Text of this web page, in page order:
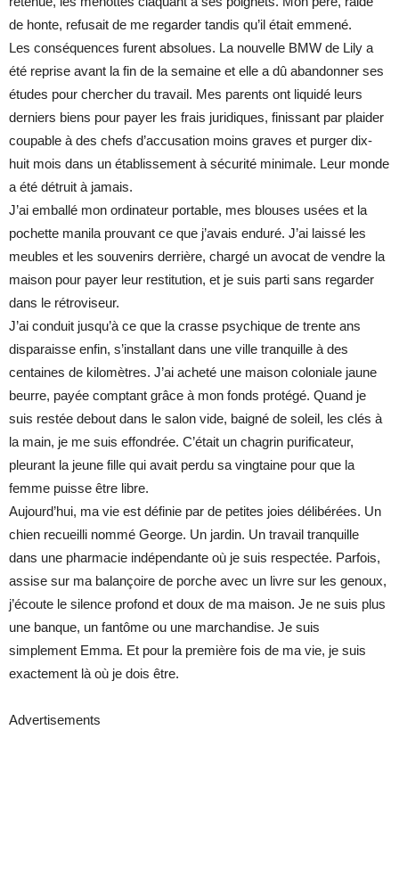
de honte, refusait de me regarder tandis qu’il était emmené.
Les conséquences furent absolues. La nouvelle BMW de Lily a
été reprise avant la fin de la semaine et elle a dû abandonner ses
études pour chercher du travail. Mes parents ont liquidé leurs
derniers biens pour payer les frais juridiques, finissant par plaider
coupable à des chefs d’accusation moins graves et purger dix-
huit mois dans un établissement à sécurité minimale. Leur monde
a été détruit à jamais.
J’ai emballé mon ordinateur portable, mes blouses usées et la
pochette manila prouvant ce que j’avais enduré. J’ai laissé les
meubles et les souvenirs derrière, chargé un avocat de vendre la
maison pour payer leur restitution, et je suis parti sans regarder
dans le rétroviseur.
J’ai conduit jusqu’à ce que la crasse psychique de trente ans
disparaisse enfin, s’installant dans une ville tranquille à des
centaines de kilomètres. J’ai acheté une maison coloniale jaune
beurre, payée comptant grâce à mon fonds protégé. Quand je
suis restée debout dans le salon vide, baigné de soleil, les clés à
la main, je me suis effondrée. C’était un chagrin purificateur,
pleurant la jeune fille qui avait perdu sa vingtaine pour que la
femme puisse être libre.
Aujourd’hui, ma vie est définie par de petites joies délibérées. Un
chien recueilli nommé George. Un jardin. Un travail tranquille
dans une pharmacie indépendante où je suis respectée. Parfois,
assise sur ma balançoire de porche avec un livre sur les genoux,
j’écoute le silence profond et doux de ma maison. Je ne suis plus
une banque, un fantôme ou une marchandise. Je suis
simplement Emma. Et pour la première fois de ma vie, je suis
exactement là où je dois être.
Advertisements